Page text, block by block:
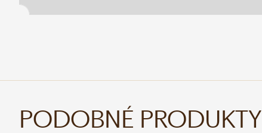
PODOBNÉ PRODUKTY